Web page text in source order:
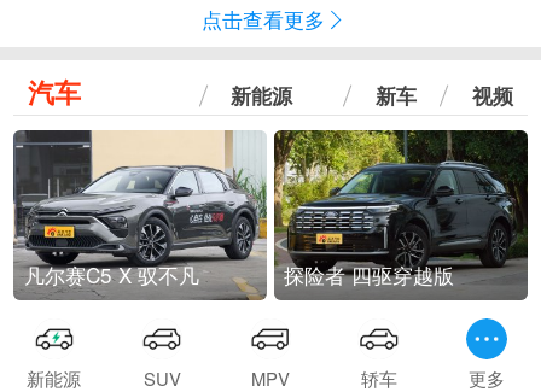
点击查看更多
汽车 新能源 新车 视频
凡尔赛C5 X 驭不凡 探险者 四驱穿越版
新能源 SUV MPV 轿车 更多